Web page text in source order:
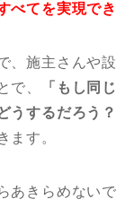
べてを実現で
、施主さんや
で、
「もし同
うするだろう？
ます。
あきらめない